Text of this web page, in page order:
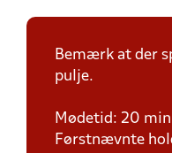
Bemærk at der
pulje.
Mødetid: 20
Førstnævnte